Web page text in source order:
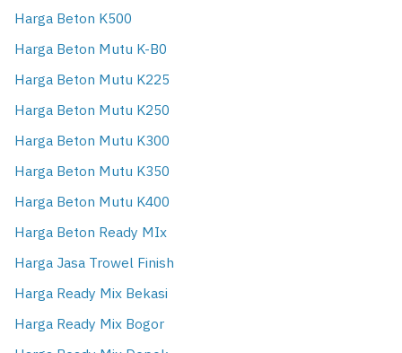
Harga Beton K500
Harga Beton Mutu K-B0
Harga Beton Mutu K225
Harga Beton Mutu K250
Harga Beton Mutu K300
Harga Beton Mutu K350
Harga Beton Mutu K400
Harga Beton Ready MIx
Harga Jasa Trowel Finish
Harga Ready Mix Bekasi
Harga Ready Mix Bogor